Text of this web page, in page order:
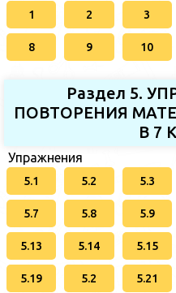
1 2 3
8 9 10
Раздел 5.
ПОВТОРЕНИЯ
В 7
Упражнения
5.1 5.2 5.3
5.7 5.8 5.9
5.13 5.14 5.15
5.19 5.2 5.21